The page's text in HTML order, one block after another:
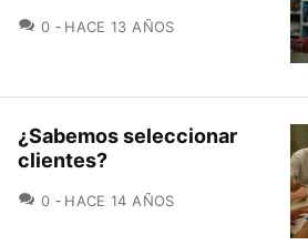
0 COMENTARIOS
HACE 13 AÑOS
¿Sabemos seleccionar
clientes?
0 COMENTARIOS
HACE 14 AÑOS